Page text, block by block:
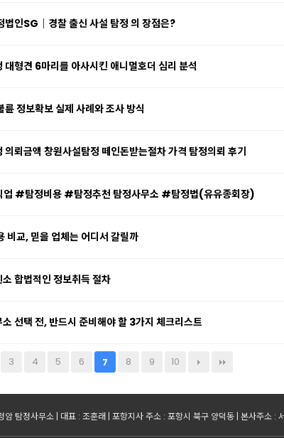
법인SG｜경찰 출신 사설 탐정 의 장점은?
대형견 6마리를 아사시킨 애니멀호더 심리 분석
륜 정보확보 실제 사례와 조사 방식
의뢰금액 창원사설탐정 떼인돈받는절차 가격 탐정의뢰 후기
#탐정비용 #탐정추천 탐정사무소 #탐정법(유유종회장)
비교, 믿을 업체는 어디서 갈릴까
합법적인 정보취득 절차
소 선택 전, 반드시 준비해야 할 3가지 체크리스트
3 4 5 6 7 8 9 10
암 탐정사무소 | 대표 : 조훈래 | 포항지사 주소 : 포항시 북구 양덕동 | 본사